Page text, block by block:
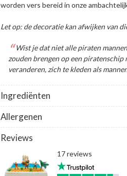
worden vers bereid in onze
Let op: de decoratie kan afwijken van
Ingrediënten
Allergenen
Wist je dat niet alle piraten
zouden brengen op een
veranderen, zich te kleden als
Reviews
17 reviews